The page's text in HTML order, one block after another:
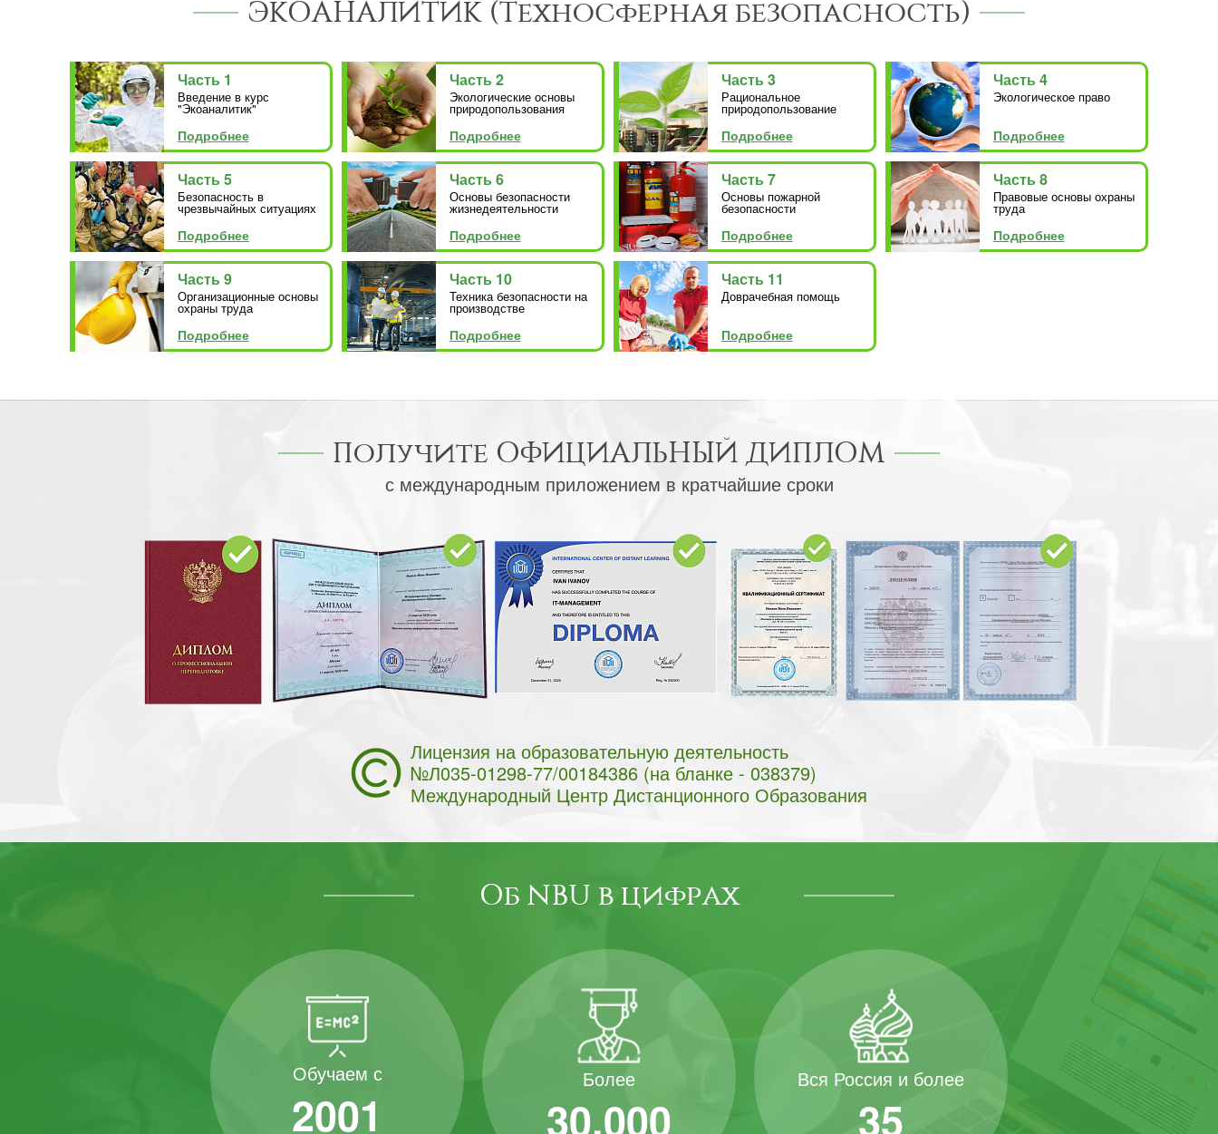
ЭКОАНАЛИТИК (Техносферная безопасность)
Часть 1
Введение в курс
"Экоаналитик"
Подробнее
Часть 2
Экологические основы
природопользования
Подробнее
Часть 3
Рациональное
природопользование
Подробнее
Часть 4
Экологическое право
Подробнее
Часть 5
Безопасность в
чрезвычайных ситуациях
Подробнее
Часть 6
Основы безопасности
жизнедеятельности
Подробнее
Часть 7
Основы пожарной
безопасности
Подробнее
Часть 8
Правовые основы охраны
труда
Подробнее
Часть 9
Организационные основы
охраны труда
Подробнее
Часть 10
Техника безопасности на
производстве
Подробнее
Часть 11
Доврачебная помощь
Подробнее
Получите ОФИЦИАЛЬНЫЙ ДИПЛОМ
с международным приложением в кратчайшие сроки
Лицензия на образовательную деятельность
№Л035-01298-77/00184386 (на бланке - 038379)
Международный Центр Дистанционного Образования
Об NBU в цифрах
Обучаем с
2001
Более
30.000
Вся Россия и более
35